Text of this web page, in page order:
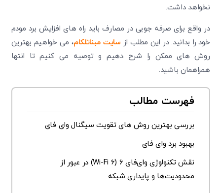
نخواهد داشت.
در واقع برای صرفه جویی در مصارف باید راه های افزایش برد مودم
خود را بدانید. در این مطلب از سایت مبناتلکام، می خواهیم بهترین
روش های ممکن را شرح دهیم و توصیه می کنیم تا انتها
همراهمان باشید.
فهرست مطالب
بررسی بهترین روش های تقویت سیگنال وای فای
بهبود برد وای فای
نقش تکنولوژی وای‌فای ۶ (Wi-Fi 6) در عبور از
محدودیت‌ها و پایداری شبکه